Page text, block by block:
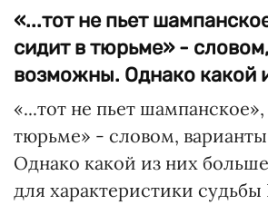
«...тот не пьет
сидит в тюрьме» -
возможны. Однако какой
«...тот не пьет
тюрьме» - словом,
Однако какой из них
для характеристики